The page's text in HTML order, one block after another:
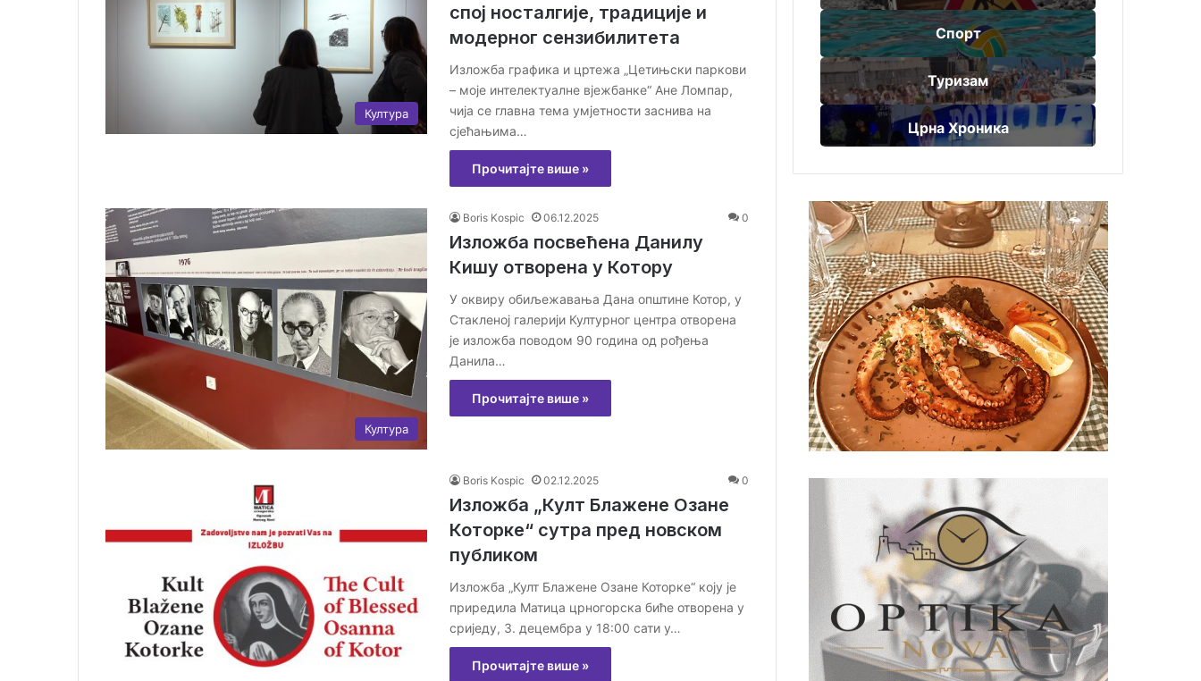
Култура
спој носталгије, традиције и
модерног сензибилитета
Изложба графика и цртежа „Цетињски паркови
– моје интелектуалне вјежбанке“ Ане Ломпар,
чија се главна тема умјетности заснива на
сјећањима…
Прочитајте више »
Култура
Boris Kospic 06.12.2025 0
Изложба посвећена Данилу
Кишу отворена у Котору
У оквиру обиљежавања Дана општине Котор, у
Стакленој галерији Културног центра отворена
je изложба поводом 90 година од рођења
Данила…
Прочитајте више »
Boris Kospic 02.12.2025 0
Изложба „Култ Блажене Озане
Которке“ сутра пред новском
публиком
Изложба „Култ Блажене Озане Которке“ коју је
приредила Матица црногорска биће отворена у
сриједу, 3. децембра у 18:00 сати у…
Прочитајте више »
Спорт
Туризам
Црна Хроника